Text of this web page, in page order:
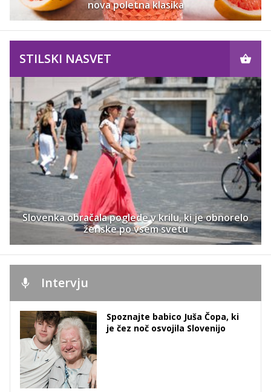
nova poletna klasika
STILSKI NASVET
Slovenka obračala poglede v krilu, ki je obnorelo
ženske po vsem svetu
Intervju
Spoznajte babico Juša Čopa, ki
je čez noč osvojila Slovenijo